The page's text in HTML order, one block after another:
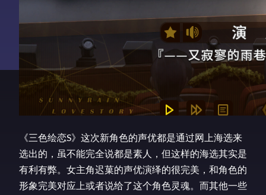
《三色绘恋S》这次新角色的声优都是通过网上海选来
选出的，虽不能完全说都是素人，但这样的海选其实是
有利有弊。女主角迟菓的声优演绎的很完美，和角色的
形象完美对应上或者说给了这个角色灵魂。而其他一些